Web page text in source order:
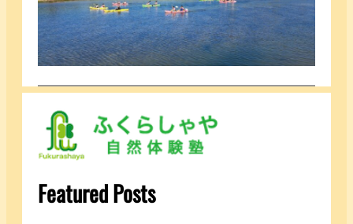
Featured Posts